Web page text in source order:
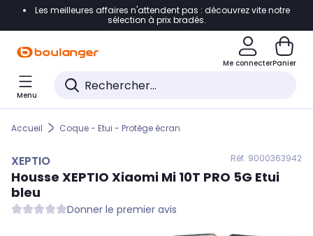
Accéder directement à la navigation
Accéder directement au pied de page
Accéder directement au chatbot
Les meilleures affaires n'attendent pas : découvrez vite notre
sélection à prix bradés.
Me connecterPanier
Menu
Accueil Coque - Etui - Protège écran
XEPTIO Réf. 9000363942
Housse XEPTIO Xiaomi Mi 10T PRO 5G Etui
bleu
Donner le premier avis